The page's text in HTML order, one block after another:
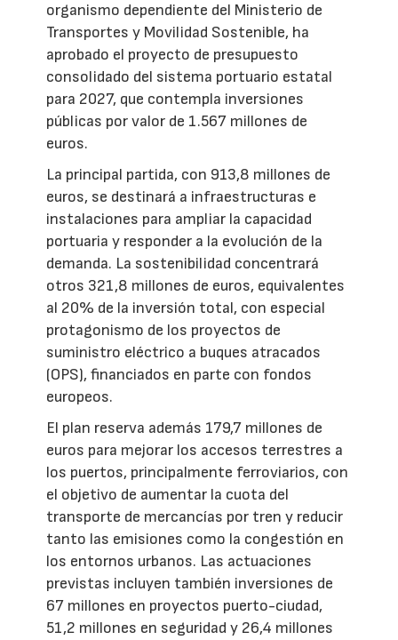
organismo dependiente del Ministerio de
Transportes y Movilidad Sostenible, ha
aprobado el proyecto de presupuesto
consolidado del sistema portuario estatal
para 2027, que contempla inversiones
públicas por valor de 1.567 millones de
euros.
La principal partida, con 913,8 millones de
euros, se destinará a infraestructuras e
instalaciones para ampliar la capacidad
portuaria y responder a la evolución de la
demanda. La sostenibilidad concentrará
otros 321,8 millones de euros, equivalentes
al 20% de la inversión total, con especial
protagonismo de los proyectos de
suministro eléctrico a buques atracados
(OPS), financiados en parte con fondos
europeos.
El plan reserva además 179,7 millones de
euros para mejorar los accesos terrestres a
los puertos, principalmente ferroviarios, con
el objetivo de aumentar la cuota del
transporte de mercancías por tren y reducir
tanto las emisiones como la congestión en
los entornos urbanos. Las actuaciones
previstas incluyen también inversiones de
67 millones en proyectos puerto-ciudad,
51,2 millones en seguridad y 26,4 millones